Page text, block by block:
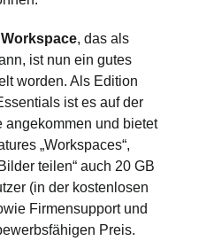
, das als
ist nun ein gutes
worden. Als Edition
ist es auf der
angekommen und bietet
„Workspaces“,
teilen“ auch 20 GB
(in der kostenlosen
Firmensupport und
Preis.